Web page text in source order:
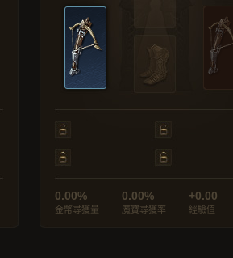
0.00%
金幣尋獲量
0.00%
魔寶尋獲率
+0.00
經驗值